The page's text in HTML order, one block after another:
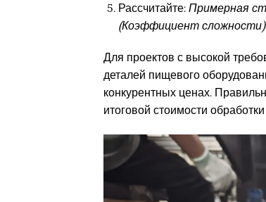
Рассчитайте: Примерная
(Коэффициент сложности)
Для проектов с высокой
деталей пищевого
конкурентных ценах.
итоговой стоимости